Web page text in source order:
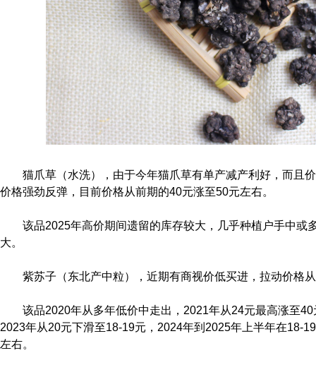
猫爪草（水洗），由于今年猫爪草有单产减产利好，而且
价格强劲反弹，目前价格从前期的40元涨至50元左右。
该品2025年高价期间遗留的库存较大，几乎种植户手中或
大。
紫苏子（东北产中粒），近期有商视价低买进，拉动价格
该品2020年从多年低价中走出，2021年从24元最高涨至
2023年从20元下滑至18-19元，2024年到2025年上半年在18-
左右。